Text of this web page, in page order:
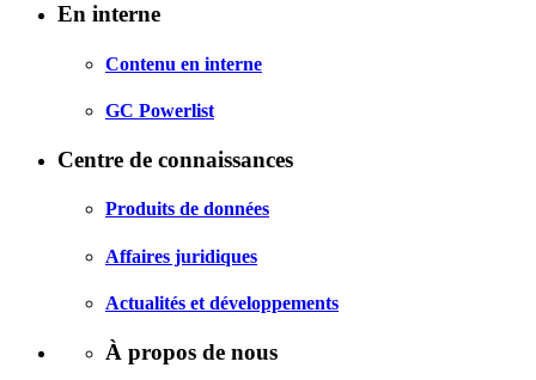
En interne
Contenu en interne
GC Powerlist
Centre de connaissances
Produits de données
Affaires juridiques
Actualités et développements
À propos de nous